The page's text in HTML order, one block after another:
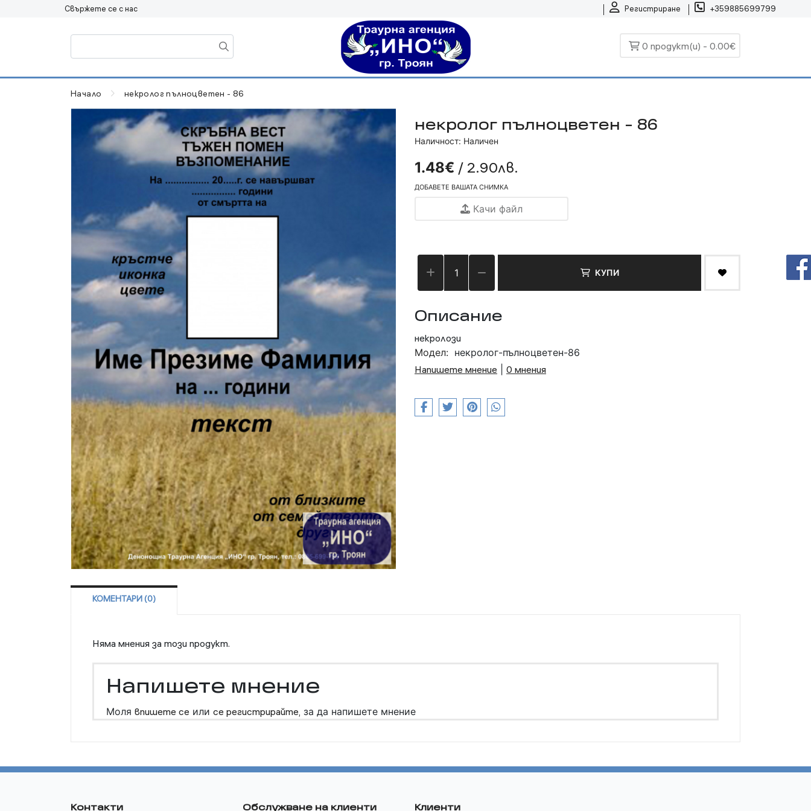
Регистриране +359885699799
Свържете се с нас
0 продукт(и) - 0.00€
Начало некролог пълноцветен - 86
некролог пълноцветен - 86
Наличност: Наличен
1.48€ / 2.90лв.
ДОБАВЕТЕ ВАШАТА СНИМКА
Качи файл
КУПИ
Описание
некролози
Модел: некролог-пълноцветен-86
Напишете мнение
0 мнения
КОМЕНТАРИ (0)
Няма мнения за този продукт.
Напишете мнение
Моля впишете се или се регистрирайте, за да напишете мнение
Контакти Обслужване на клиенти Клиенти